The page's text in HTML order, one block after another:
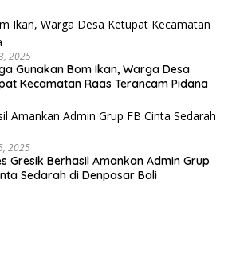
2025
Gunakan Bom Ikan, Warga Desa
Kecamatan Raas Terancam Pidana
2025
Gresik Berhasil Amankan Admin Grup
Sedarah di Denpasar Bali